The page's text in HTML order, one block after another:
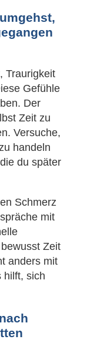
Traurigkeit
Gefühle
Der
Zeit zu
Versuche,
handeln
du später
Schmerz
mit
Zeit
anders mit
hilft, sich